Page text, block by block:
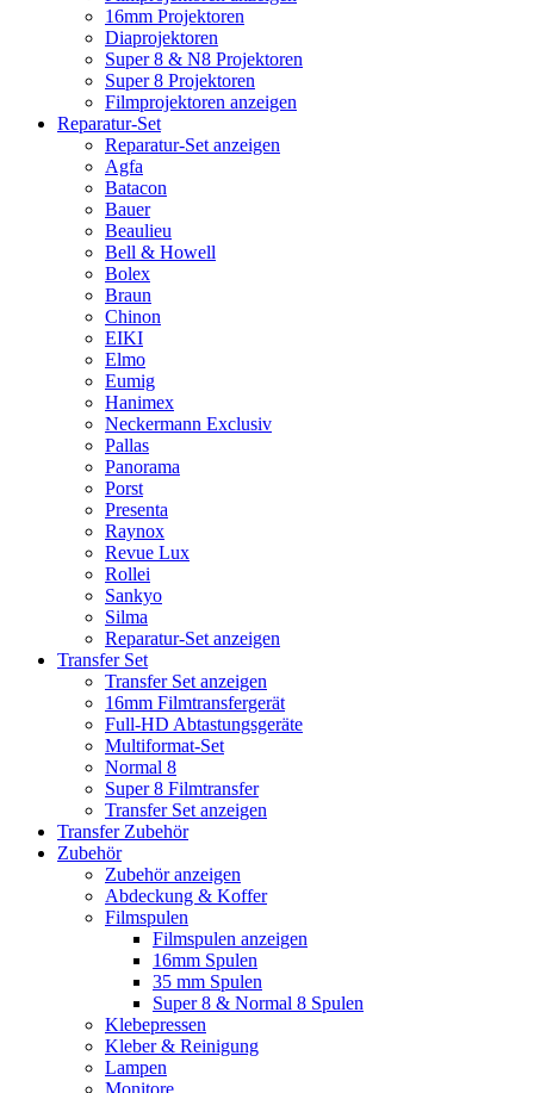
16mm Projektoren
Diaprojektoren
Super 8 & N8 Projektoren
Super 8 Projektoren
Filmprojektoren anzeigen
Reparatur-Set
Reparatur-Set anzeigen
Agfa
Batacon
Bauer
Beaulieu
Bell & Howell
Bolex
Braun
Chinon
EIKI
Elmo
Eumig
Hanimex
Neckermann Exclusiv
Pallas
Panorama
Porst
Presenta
Raynox
Revue Lux
Rollei
Sankyo
Silma
Reparatur-Set anzeigen
Transfer Set
Transfer Set anzeigen
16mm Filmtransfergerät
Full-HD Abtastungsgeräte
Multiformat-Set
Normal 8
Super 8 Filmtransfer
Transfer Set anzeigen
Transfer Zubehör
Zubehör
Zubehör anzeigen
Abdeckung & Koffer
Filmspulen
Filmspulen anzeigen
16mm Spulen
35 mm Spulen
Super 8 & Normal 8 Spulen
Klebepressen
Kleber & Reinigung
Lampen
Monitore